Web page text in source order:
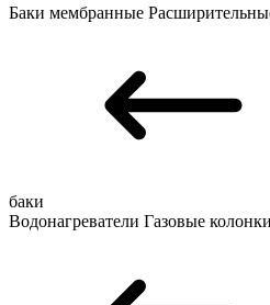
Баки мембранные
баки
Водонагреватели Газовые колонки